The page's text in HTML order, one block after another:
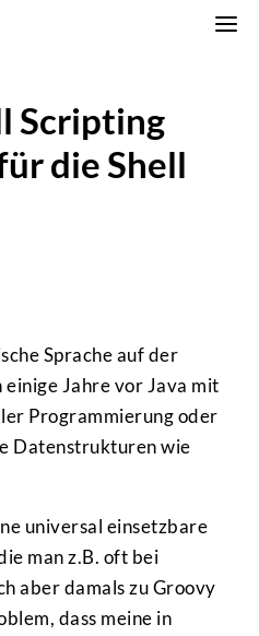
Scripting
die Shell
Sprache auf der
einige Jahre vor Java mit
Programmierung oder
Datenstrukturen wie
universal einsetzbare
man z.B. oft bei
aber damals zu Groovy
dass meine in